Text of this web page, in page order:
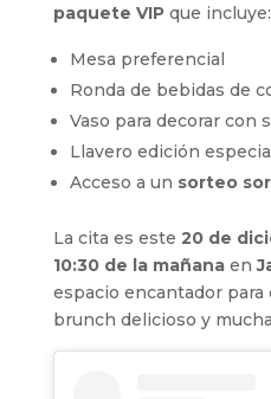
paquete VIPque incluye:
Mesa preferencial
Ronda de bebidas de
Vaso para decorar con
Llavero edición
Acceso a un sorteo
La cita es este 20 de
10:30 de la mañanaen
espacio encantador
brunch delicioso y